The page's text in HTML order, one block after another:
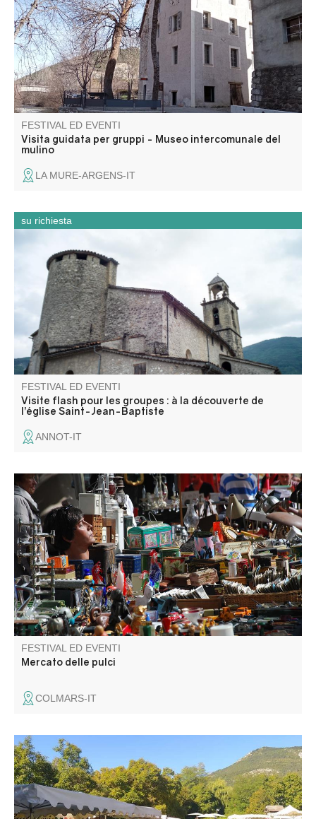
trasformata in un mulino nel 1902. Per 70 anni, questo
mulino industriale ha prodotto farina. Ora sta riaprendo le
sue porte per essere visitato.
FESTIVAL ED EVENTI
Visita guidata per gruppi - Museo intercomunale del
mulino
LA MURE-ARGENS-IT
d’une visite flash guidée pour les groupes. En un temps
court, l’église et la chapelle des Pénitents révèlent leur
architecture, leurs œuvres et les traditions locales.
FESTIVAL ED EVENTI
Visite flash pour les groupes : à la découverte de
l’église Saint-Jean-Baptiste
su richiesta
ANNOT-IT
Foire aux puces dans les fortifications. Venez chiner et
trouver de jolis petits trésors. Exposants : inscriptions
auprès de Béatrice
FESTIVAL ED EVENTI
Mercato delle pulci
COLMARS-IT
Animations, buvette, visite du four Peisselon, apéritif offert
par la Commune, repas (sur réservation) et marché
artisanal et de producteurs.